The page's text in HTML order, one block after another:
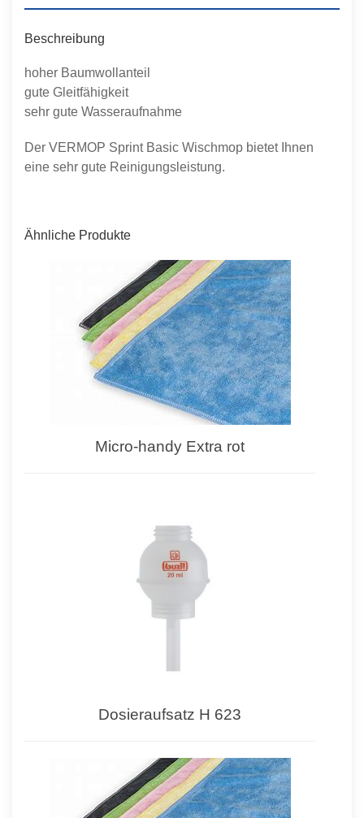
Beschreibung
hoher Baumwollanteil
gute Gleitfähigkeit
sehr gute Wasseraufnahme
Der VERMOP Sprint Basic Wischmop bietet Ihnen
eine sehr gute Reinigungsleistung.
Ähnliche Produkte
Micro-handy Extra rot
Dosieraufsatz H 623